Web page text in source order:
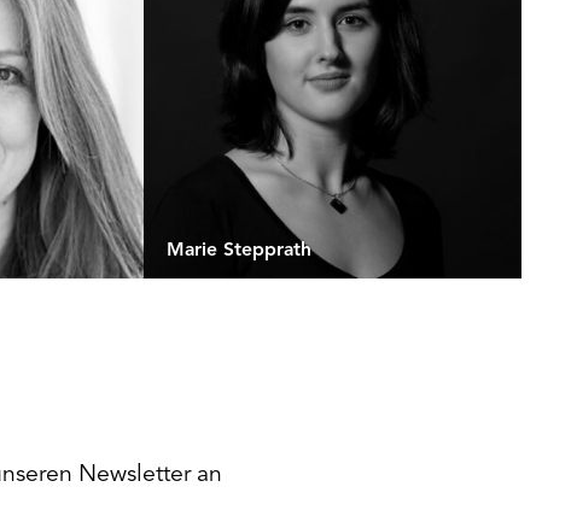
Marie Stepprath
Newsletter an